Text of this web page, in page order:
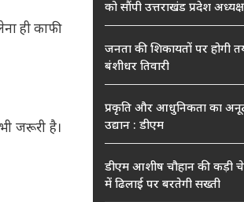
ही काफी
जरूरी है।
को सौंपी उत्तराखंड प्रदेश
जनता की शिकायतों पर होगी
बंशीधर तिवारी
प्रकृति और आधुनिकता का
उद्यान : डीएम
डीएम आशीष चौहान की कड़ी
में ढिलाई पर बरतेगी सख्ती